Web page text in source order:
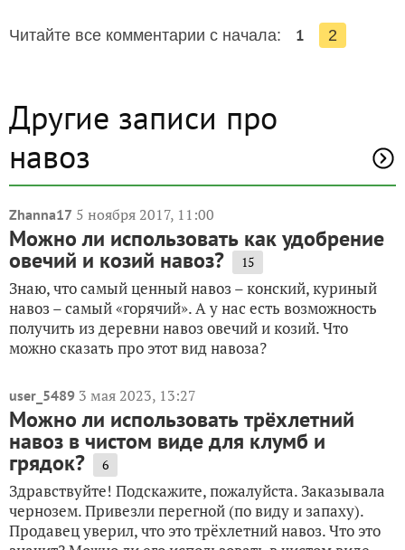
Читайте все комментарии с начала: 1 2
Другие записи про
навоз
Zhanna17 5 ноября 2017, 11:00
Можно ли использовать как удобрение
овечий и козий навоз? 15
Знаю, что самый ценный навоз – конский, куриный
навоз – самый «горячий». А у нас есть возможность
получить из деревни навоз овечий и козий. Что
можно сказать про этот вид навоза?
user_5489 3 мая 2023, 13:27
Можно ли использовать трёхлетний
навоз в чистом виде для клумб и
грядок? 6
Здравствуйте! Подскажите, пожалуйста. Заказывала
чернозем. Привезли перегной (по виду и запаху).
Продавец уверил, что это трёхлетний навоз. Что это